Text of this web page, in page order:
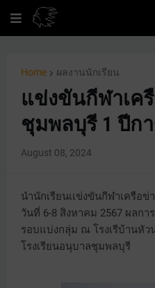
Home ผลงานนักเรียน
แข่งขันกีฬาเค
ชุมพลบุรี 1 ปีก
August 08, 2024
นำนักเรียนเเข่งขันกีฬาเครือข่
วันที่ 6-8 สิงหาคม 2567 ผลกา
รอบแบ่งกลุ่ม ณ โรงเรีบ้านหั
โรงเรียนอนุบาลชุมพลบุรี